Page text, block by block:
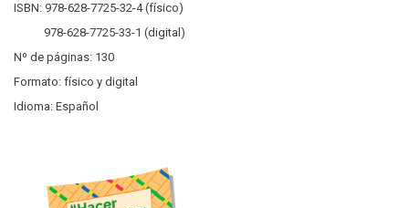
ISBN: 978-628-7725-32-4 (físico)
978-628-7725-33-1 (digital)
Nº de páginas: 130
Formato: físico y digital
Idioma: Español